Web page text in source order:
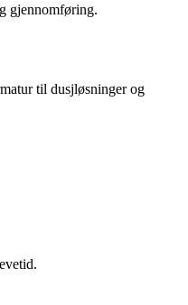
gjennomføring.
til dusjløsninger og